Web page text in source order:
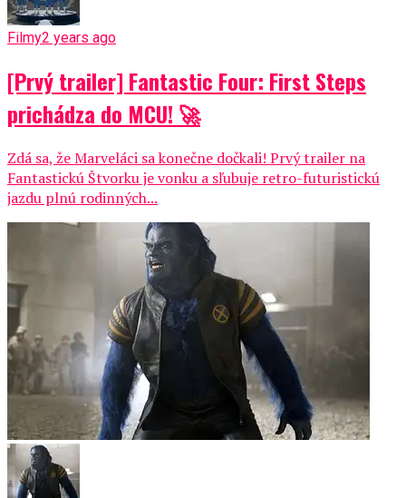
Filmy2 years ago
[Prvý trailer] Fantastic Four: First Steps
prichádza do MCU! 🚀
Zdá sa, že Marveláci sa konečne dočkali! Prvý trailer na
Fantastickú Štvorku je vonku a sľubuje retro-futuristickú
jazdu plnú rodinných...